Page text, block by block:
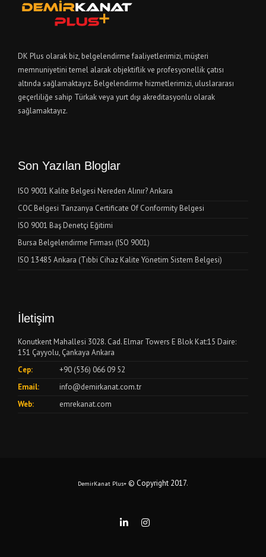
DK Plus olarak biz, belgelendirme faaliyetlerimizi, müşteri
memnuniyetini temel alarak objektiflik ve profesyonellik çatısı
altında sağlamaktayız. Belgelendirme hizmetlerimizi, uluslararası
geçerliliğe sahip Türkak veya yurt dışı akreditasyonlu olarak
sağlamaktayız.
Son Yazılan Bloglar
ISO 9001 Kalite Belgesi Nereden Alınır? Ankara
COC Belgesi Tanzanya Certificate Of Conformity Belgesi
ISO 9001 Baş Denetçi Eğitimi
Bursa Belgelendirme Firması (ISO 9001)
ISO 13485 Ankara (Tıbbi Cihaz Kalite Yönetim Sistem Belgesi)
İletişim
Konutkent Mahallesi 3028. Cad. Elmar Towers E Blok Kat:15 Daire:
151 Çayyolu, Çankaya Ankara
Cep:
+90 (536) 066 09 52
Email:
info@demirkanat.com.tr
Web:
emrekanat.com
DemirKanat Plus+ © Copyright 2017.